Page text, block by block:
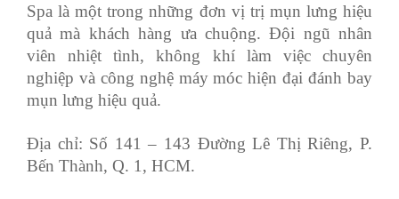
Spa là một trong những đơn vị trị mụn lưng hiệu
quả mà khách hàng ưa chuộng. Đội ngũ nhân
viên nhiệt tình, không khí làm việc chuyên
nghiệp và công nghệ máy móc hiện đại đánh bay
mụn lưng hiệu quả.
Địa chỉ: Số 141 – 143 Đường Lê Thị Riêng, P.
Bến Thành, Q. 1, HCM.